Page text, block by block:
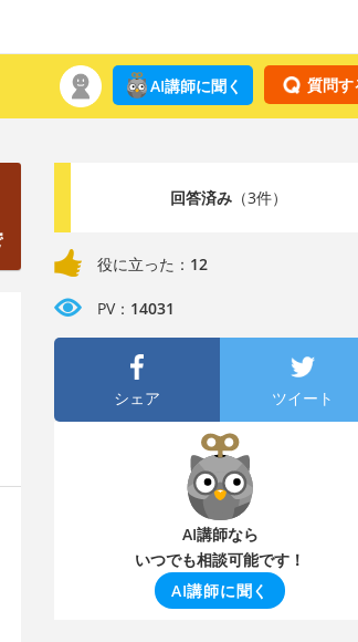
質問す
AI講師に聞く
回答済み（3件）
役に立った： 12
PV： 14031
シェア ツイート
AI講師なら
いつでも相談可能です！
AI講師に聞く